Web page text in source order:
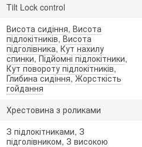
Tilt Lock control
Висота сидіння, Висота
підлокітників,Висота
підголівника, Кут нахилу
спинки,Підйомні підлокітники,
Кут повороту підлокітників,
Глибина сидіння,Жорсткість
гойдання
Хрестовина з роликами
З підлокітниками, З
підголівником, З високою